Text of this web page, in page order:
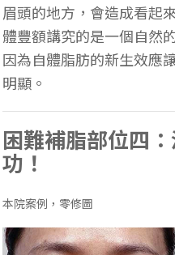
眉頭的地方，會造成看起
體豐額講究的是一個自然
因為自體脂肪的新生效應
明顯。
困難補脂部位四
功！
本院案例，零修圖